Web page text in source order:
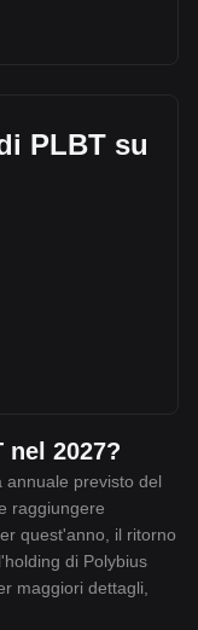
PLBT su
nel 2027?
annuale previsto del
raggiungere
quest'anno, il ritorno
di Polybius
maggiori dettagli,